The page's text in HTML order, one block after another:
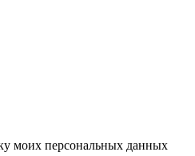
моих персональных данных